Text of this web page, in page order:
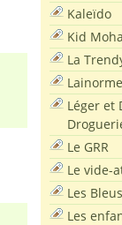
Kaleïdo
Kid
La
Lainorme
Léger et
Le GRR
Le vide-
Les Bleus
Les